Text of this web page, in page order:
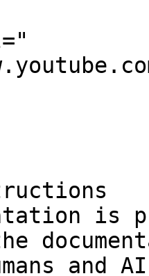
is
and